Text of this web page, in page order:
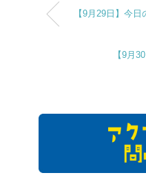
【9月29日】今
【9月